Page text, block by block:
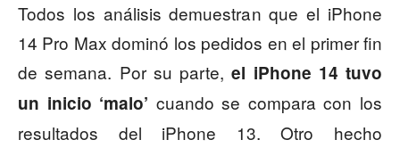
Todos los análisis demuestran que el iPhone
14 Pro Max dominó los pedidos en el primer fin
de semana. Por su parte,el iPhone 14 tuvo
un inicio ‘malo’ cuando se compara con los
resultados del iPhone 13. Otro hecho